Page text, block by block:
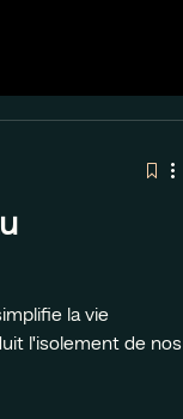
la vie
l'isolement de nos